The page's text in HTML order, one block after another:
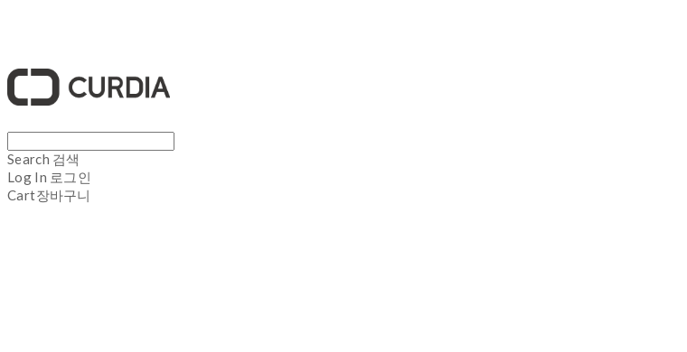
Search 검색
Log In 로그인
Cart장바구니